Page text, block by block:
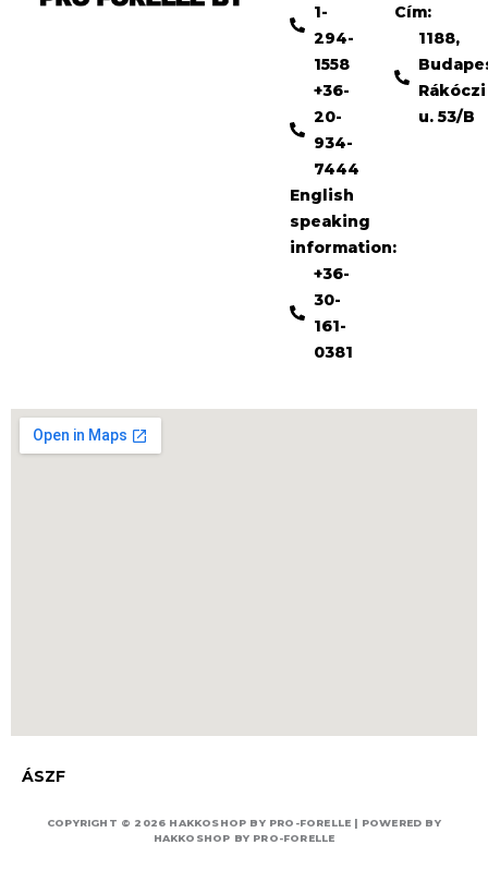
1-
294-
1558
+36-
20-
934-
7444
English
speaking
information:
+36-
30-
161-
0381
Cím:
1188,
Rákóczi
u. 53/B
ÁSZF
COPYRIGHT © 2026 HAKKOSHOP BY PRO-FORELLE | POWERED BY
HAKKOSHOP BY PRO-FORELLE